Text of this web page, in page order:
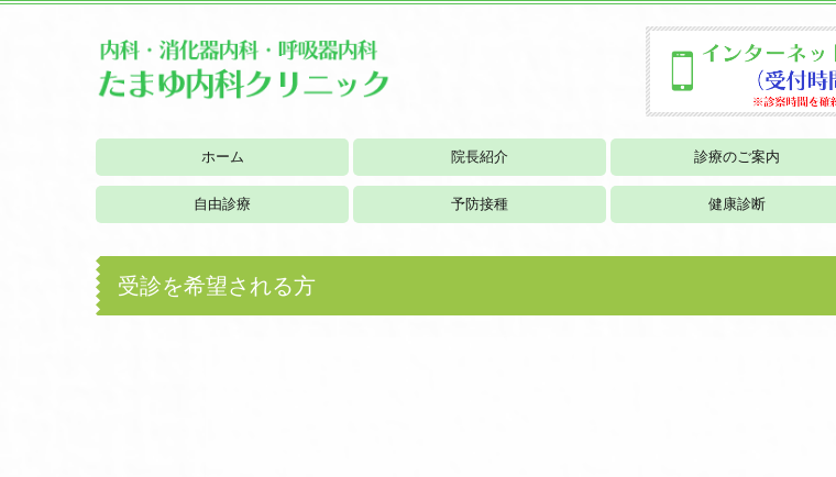
ホーム 院長紹介 診療のご案内
自由診療 予防接種 健康診断
受診を希望される方